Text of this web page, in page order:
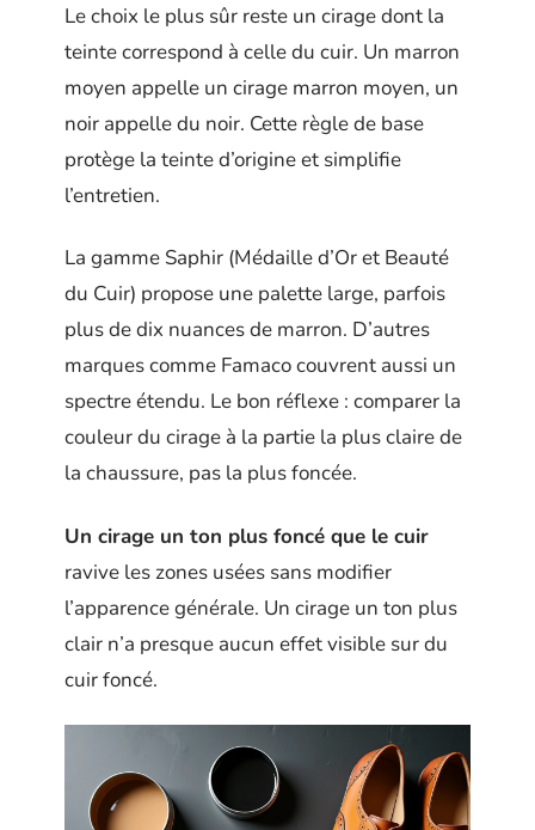
Le choix le plus sûr reste un cirage dont la
teinte correspond à celle du cuir. Un marron
moyen appelle un cirage marron moyen, un
noir appelle du noir. Cette règle de base
protège la teinte d’origine et simplifie
l’entretien.
La gamme Saphir (Médaille d’Or et Beauté
du Cuir) propose une palette large, parfois
plus de dix nuances de marron. D’autres
marques comme Famaco couvrent aussi un
spectre étendu. Le bon réflexe : comparer la
couleur du cirage à la partie la plus claire de
la chaussure, pas la plus foncée.
Un cirage un ton plus foncé que le cuir
ravive les zones usées sans modifier
l’apparence générale. Un cirage un ton plus
clair n’a presque aucun effet visible sur du
cuir foncé.